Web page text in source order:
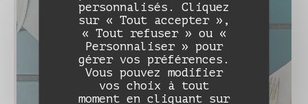
personnalisés. Cliquez
sur « Tout accepter »,
« Tout refuser » ou «
Personnaliser » pour
gérer vos préférences.
Vous pouvez modifier
vos choix à tout
moment en cliquant sur